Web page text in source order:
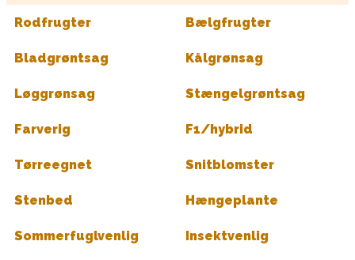
Rodfrugter Bælgfrugter
Bladgrøntsag Kålgrønsag
Løggrønsag Stængelgrøntsag
Farverig F1/hybrid
Tørreegnet Snitblomster
Stenbed Hængeplante
Sommerfuglvenlig Insektvenlig